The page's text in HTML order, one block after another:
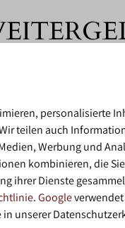
Senden
personalisierte
teilen auch
Werbung und
kombinieren, die
ihrer Dienste
.Google
unserer